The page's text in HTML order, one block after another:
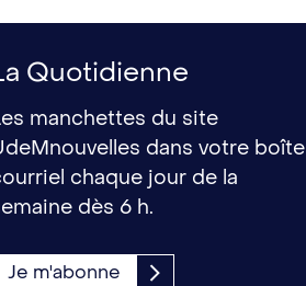
Quotidienne
manchettes du site
dans votre boîte
chaque jour de la
dès 6 h.
Je m'abonne